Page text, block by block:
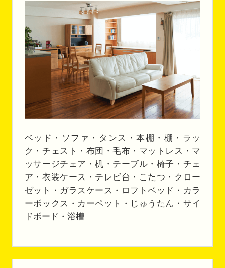
ベッド・ソファ・タンス・本棚・棚・ラッ
ク・チェスト・布団・毛布・マットレス・マ
ッサージチェア・机・テーブル・椅子・チェ
ア・衣装ケース・テレビ台・こたつ・クロー
ゼット・ガラスケース・ロフトベッド・カラ
ーボックス・カーペット・じゅうたん・サイ
ドボード・浴槽